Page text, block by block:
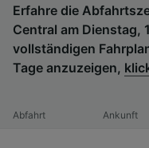
Erfahre die
Central am Dienstag,
vollständigen
Tage anzuzeigen,
Abfahrt Ankunft